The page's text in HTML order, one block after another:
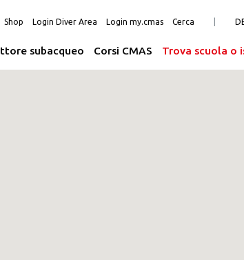
Shop Login Diver Area Login my.cmas Cerca
subacqueo Corsi CMAS Trova scuola o